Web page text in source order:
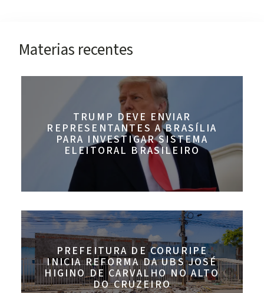
Materias recentes
TRUMP DEVE ENVIAR
REPRESENTANTES A BRASÍLIA
PARA INVESTIGAR SISTEMA
ELEITORAL BRASILEIRO
PREFEITURA DE CORURIPE
INICIA REFORMA DA UBS JOSÉ
HIGINO DE CARVALHO NO ALTO
DO CRUZEIRO